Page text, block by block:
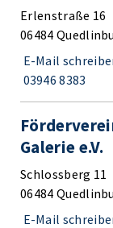
Erlenstraße 16
06484
E-Mail
03946 8383
Galerie e.V.
Schlossberg 11
06484
E-Mail